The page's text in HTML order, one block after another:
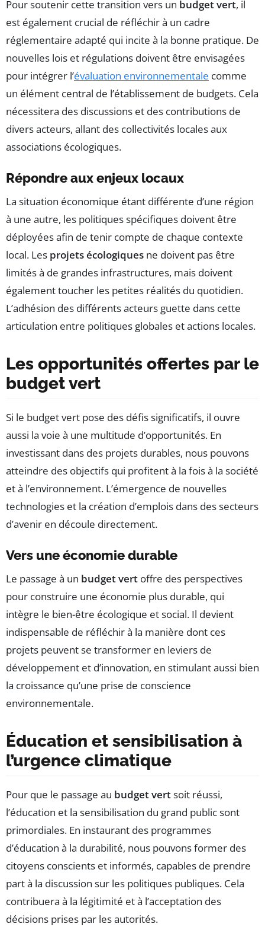
Pour soutenir cette transition vers un budget vert, il
est également crucial de réfléchir à un cadre
réglementaire adapté qui incite à la bonne pratique. De
nouvelles lois et régulations doivent être envisagées
pour intégrer l’évaluation environnementale comme
un élément central de l’établissement de budgets. Cela
nécessitera des discussions et des contributions de
divers acteurs, allant des collectivités locales aux
associations écologiques.
Répondre aux enjeux locaux
La situation économique étant différente d’une région
à une autre, les politiques spécifiques doivent être
déployées afin de tenir compte de chaque contexte
local. Les projets écologiques ne doivent pas être
limités à de grandes infrastructures, mais doivent
également toucher les petites réalités du quotidien.
L’adhésion des différents acteurs guette dans cette
articulation entre politiques globales et actions locales.
Les opportunités offertes par le
budget vert
Si le budget vert pose des défis significatifs, il ouvre
aussi la voie à une multitude d’opportunités. En
investissant dans des projets durables, nous pouvons
atteindre des objectifs qui profitent à la fois à la société
et à l’environnement. L’émergence de nouvelles
technologies et la création d’emplois dans des secteurs
d’avenir en découle directement.
Vers une économie durable
Le passage à un budget vert offre des perspectives
pour construire une économie plus durable, qui
intègre le bien-être écologique et social. Il devient
indispensable de réfléchir à la manière dont ces
projets peuvent se transformer en leviers de
développement et d’innovation, en stimulant aussi bien
la croissance qu’une prise de conscience
environnementale.
Éducation et sensibilisation à
l’urgence climatique
Pour que le passage au budget vertsoit réussi,
l’éducation et la sensibilisation du grand public sont
primordiales. En instaurant des programmes
d’éducation à la durabilité, nous pouvons former des
citoyens conscients et informés, capables de prendre
part à la discussion sur les politiques publiques. Cela
contribuera à la légitimité et à l’acceptation des
décisions prises par les autorités.